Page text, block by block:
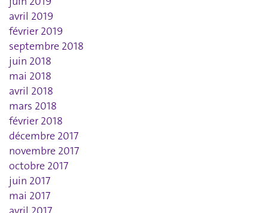
avril 2019
février 2019
septembre 2018
juin 2018
mai 2018
avril 2018
mars 2018
février 2018
décembre 2017
novembre 2017
octobre 2017
juin 2017
mai 2017